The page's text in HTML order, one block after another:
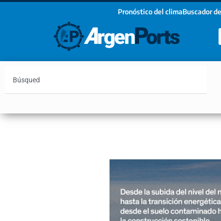
Pronóstico del climaBuscador
¡Sumate a nuestro Newsletter!
Email
Estoy de acuerdo con las condiciones y políticas